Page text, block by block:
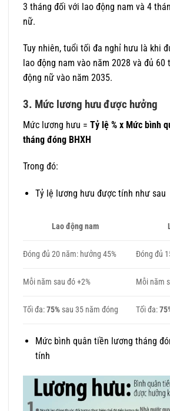
3 tháng đối với lao động nam và 4
nữ.
Tuy nhiên, tuổi tối đa nghỉ hưu là khi
lao động nam vào năm 2028 và đủ
động nữ vào năm 2035.
3. Mức lương hưu được hưởng
Mức lương hưu = Tỷ lệ % x Mức bình
tháng đóng BHXH
Trong đó:
Tỷ lệ lương hưu được tính như sau
Lao động nam
Đóng đủ 20 năm: hưởng 45% Đóng đủ
Mỗi năm sau đó +2% Mỗi năm
Tối đa:75% sau 35 năm đóng Tối đa:
Mức bình quân tiền lương tháng
tính